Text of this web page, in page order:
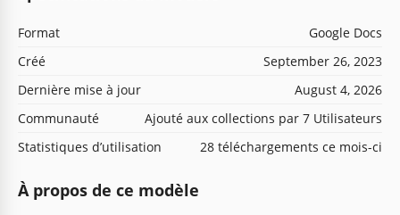
Format
Google Docs
Créé
September 26, 2023
Dernière mise à jour
August 4, 2026
Communauté
Ajouté aux collections par 7 Utilisateurs
Statistiques d’utilisation
28 téléchargements ce mois-ci
À propos de ce modèle